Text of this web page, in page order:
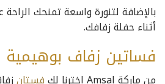
بالإضافة لتنورة واسعة تمنحك
أثناء حفلة زفافك.
فساتين زفاف بوهيمية
من ماركة Amsal اخترنا لكِ فستان